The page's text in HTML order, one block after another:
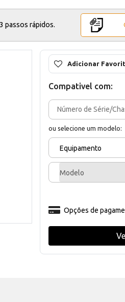
passos rápidos.
Adicionar
Compativel com:
ou selecione um modelo:
Equipamento
Modelo
Opções de